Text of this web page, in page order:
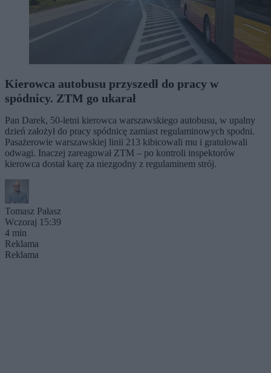
Kierowca autobusu przyszedł do pracy w
spódnicy. ZTM go ukarał
Pan Darek, 50-letni kierowca warszawskiego autobusu, w upalny
dzień założył do pracy spódnicę zamiast regulaminowych spodni.
Pasażerowie warszawskiej linii 213 kibicowali mu i gratulowali
odwagi. Inaczej zareagował ZTM – po kontroli inspektorów
kierowca dostał karę za niezgodny z regulaminem strój.
Tomasz Pałasz
Wczoraj 15:39
4 min
Reklama
Reklama